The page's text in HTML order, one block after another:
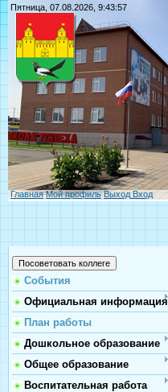
Пятница, 07.08.2026, 9:43:57
Главная Мой профиль Выход Вход
События
Официальная информация
План работы
Дошкольное образование
Общее образование
Воспитательная работа